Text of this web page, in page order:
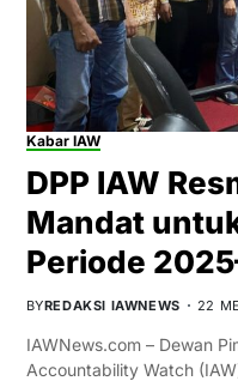
Kabar IAW
DPP IAW
Mandat
Periode
BYREDAKSI IAWNEWS 22
IAWNews.com – Dewan
Accountability Watch